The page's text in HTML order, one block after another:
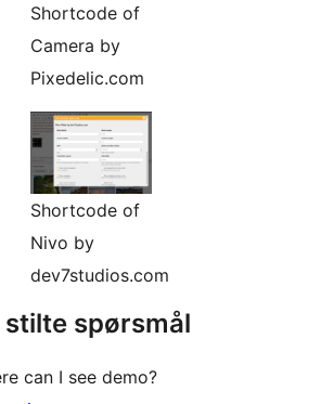
Shortcode of
Camera by
Pixedelic.com
Shortcode of
Nivo by
dev7studios.com
stilte spørsmål
can I see demo?